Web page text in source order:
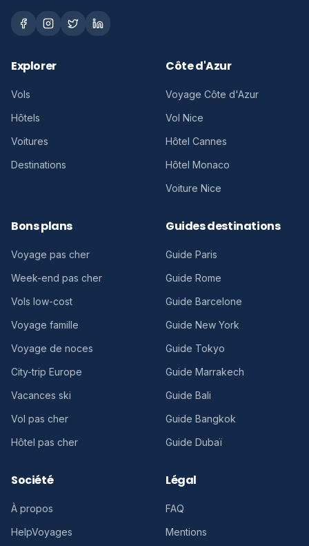
Explorer
Vols
Hôtels
Voitures
Destinations
Côte d'Azur
Voyage Côte d'Azur
Vol Nice
Hôtel Cannes
Hôtel Monaco
Voiture Nice
Bons plans
Voyage pas cher
Week-end pas cher
Vols low-cost
Voyage famille
Voyage de noces
City-trip Europe
Vacances ski
Vol pas cher
Hôtel pas cher
Guides destinations
Guide Paris
Guide Rome
Guide Barcelone
Guide New York
Guide Tokyo
Guide Marrakech
Guide Bali
Guide Bangkok
Guide Dubaï
Société
À propos
HelpVoyages
Légal
FAQ
Mentions